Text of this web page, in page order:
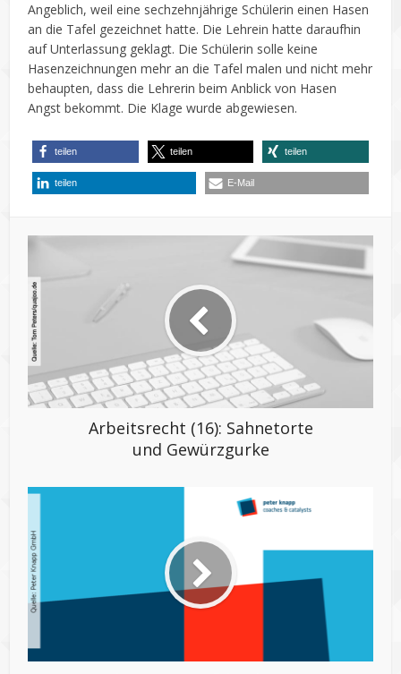
Angeblich, weil eine sechzehnjährige Schülerin einen Hasen
an die Tafel gezeichnet hatte. Die Lehrein hatte daraufhin
auf Unterlassung geklagt. Die Schülerin solle keine
Hasenzeichnungen mehr an die Tafel malen und nicht mehr
behaupten, dass die Lehrerin beim Anblick von Hasen
Angst bekommt. Die Klage wurde abgewiesen.
teilen teilen teilen
teilen E-Mail
Arbeitsrecht (16): Sahnetorte
und Gewürzgurke